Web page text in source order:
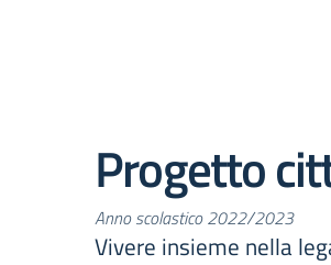
Progetto
Anno scolastico 2022/2023
Vivere insieme nella